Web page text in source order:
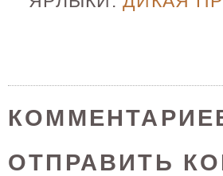
ОТПРАВИТЬ